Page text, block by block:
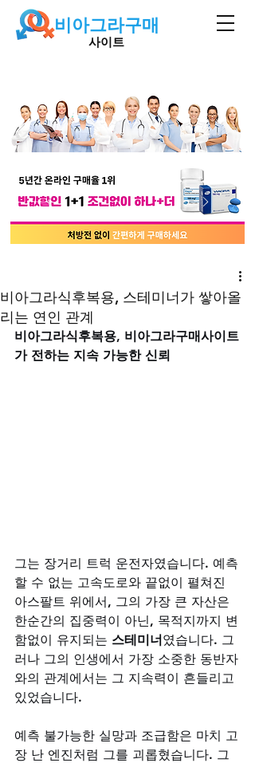
비아그라구매
사이트
비아그라식후복용, 스테미너가 쌓아올
리는 연인 관계
비아그라식후복용, 비아그라구매사이트
가 전하는 지속 가능한 신뢰
그는 장거리 트럭 운전자였습니다. 예측
할 수 없는 고속도로와 끝없이 펼쳐진
아스팔트 위에서, 그의 가장 큰 자산은
한순간의 집중력이 아닌, 목적지까지 변
함없이 유지되는 스테미너였습니다. 그
러나 그의 인생에서 가장 소중한 동반자
와의 관계에서는 그 지속력이 흔들리고
있었습니다.
예측 불가능한 실망과 조급함은 마치 고
장 난 엔진처럼 그를 괴롭혔습니다. 그